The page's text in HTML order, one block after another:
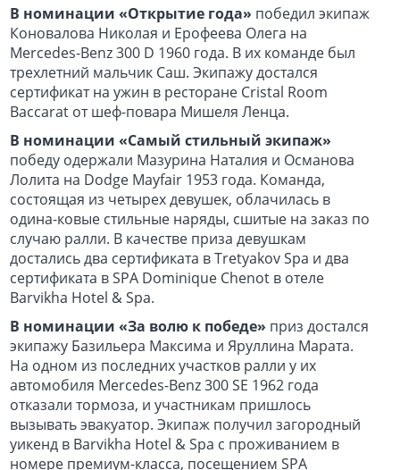
В номинации «Открытие года» победил экипаж
Коновалова Николая и Ерофеева Олега на
Mercedes-Benz 300 D 1960 года. В их команде был
трехлетний мальчик Саш. Экипажу достался
сертификат на ужин в ресторане Cristal Room
Baccarat от шеф-повара Мишеля Ленца.
В номинации «Самый стильный экипаж»
победу одержали Мазурина Наталия и Османова
Лолита на Dodge Mayfair 1953 года. Команда,
состоящая из четырех девушек, облачилась в
одина-ковые стильные наряды, сшитые на заказ по
случаю ралли. В качестве приза девушкам
достались два сертификата в Tretyakov Spa и два
сертификата в SPA Dominique Chenot в отеле
Barvikha Hotel & Spa.
В номинации «За волю к победе» приз достался
экипажу Базильера Максима и Яруллина Марата.
На одном из последних участков ралли у их
автомобиля Mercedes-Benz 300 SE 1962 года
отказали тормоза, и участникам пришлось
вызывать эвакуатор. Экипаж получил загородный
уикенд в Barvikha Hotel & Spa с проживанием в
номере премиум-класса, посещением SPA